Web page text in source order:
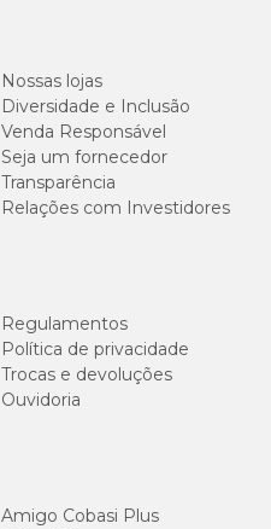
Nossas lojas
Diversidade e Inclusão
Venda Responsável
Seja um fornecedor
Transparência
Relações com Investidores
Regulamentos
Política de privacidade
Trocas e devoluções
Ouvidoria
Amigo Cobasi Plus